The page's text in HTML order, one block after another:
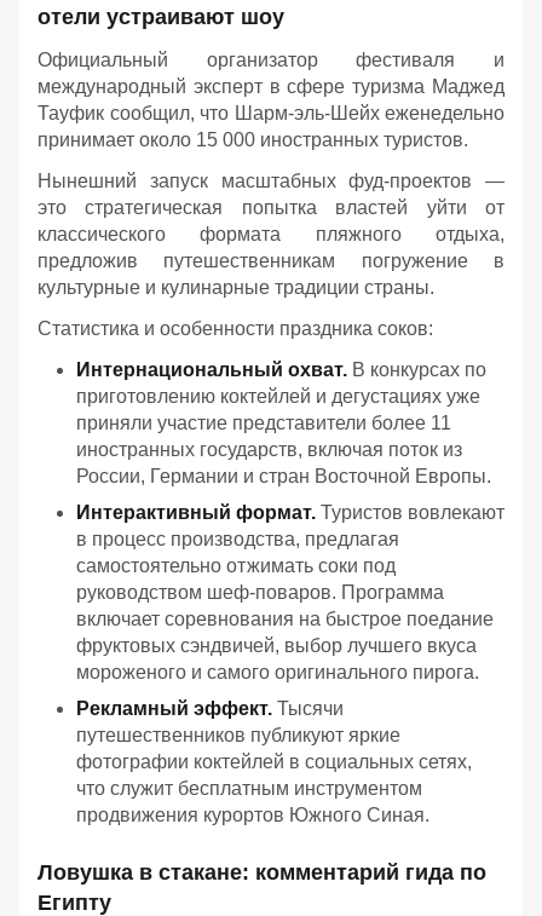
отели устраивают шоу
Официальный организатор фестиваля и
международный эксперт в сфере туризма Маджед
Тауфик сообщил, что Шарм-эль-Шейх еженедельно
принимает около 15 000 иностранных туристов.
Нынешний запуск масштабных фуд-проектов —
это стратегическая попытка властей уйти от
классического формата пляжного отдыха,
предложив путешественникам погружение в
культурные и кулинарные традиции страны.
Статистика и особенности праздника соков:
Интернациональный охват. В конкурсах по
приготовлению коктейлей и дегустациях уже
приняли участие представители более 11
иностранных государств, включая поток из
России, Германии и стран Восточной Европы.
Интерактивный формат. Туристов вовлекают
в процесс производства, предлагая
самостоятельно отжимать соки под
руководством шеф-поваров. Программа
включает соревнования на быстрое поедание
фруктовых сэндвичей, выбор лучшего вкуса
мороженого и самого оригинального пирога.
Рекламный эффект. Тысячи
путешественников публикуют яркие
фотографии коктейлей в социальных сетях,
что служит бесплатным инструментом
продвижения курортов Южного Синая.
Ловушка в стакане: комментарий гида по
Египту